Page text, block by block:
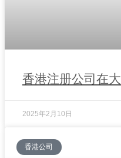
香港注册公司在
2025年2月10日
香港公司